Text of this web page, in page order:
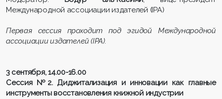
Международной ассоциации издателей (IPA)
Первая сессия проходит под эгидой Международной
ассоциации издателей (IPA).
3 сентября, 14.00-16.00
Сессия №2. Диджитализация и инновации как главные
инструменты восстановления книжной индустрии